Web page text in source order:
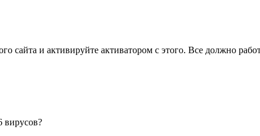
сайта и активируйте активатором с этого. Все должно
вирусов?